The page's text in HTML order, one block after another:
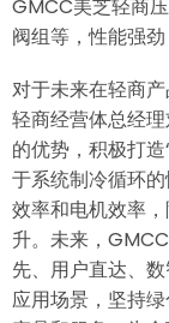
GMCC美芝轻商
阀组等，性能强劲
对于未来在轻商
轻商经营体总经
的优势，积极打
于系统制冷循环
效率和电机效率
升。未来，
先、用户直达、
应用场景，坚持